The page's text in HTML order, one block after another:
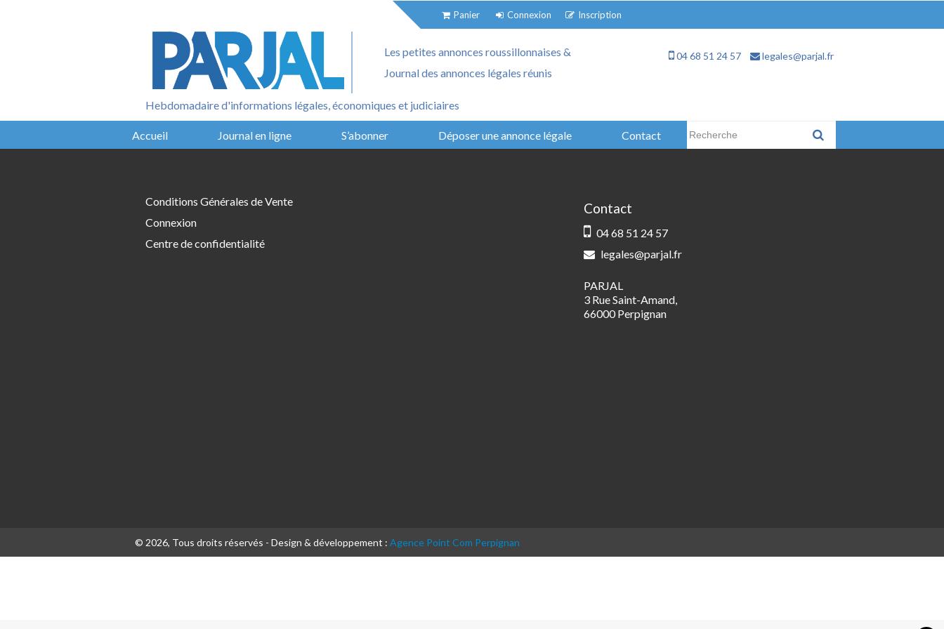
Panier Connexion Inscription
Les petites annonces roussillonnaises &
Journal des annonces légales réunis
04 68 51 24 57 legales@parjal.fr
Hebdomadaire d'informations légales, économiques et judiciaires
Accueil Journal en ligne S’abonner Déposer une annonce légale Contact
Conditions Générales de Vente
Connexion
Centre de confidentialité
Contact
04 68 51 24 57
legales@parjal.fr
PARJAL
3 Rue Saint-Amand,
66000 Perpignan
© 2026, Tous droits réservés - Design & développement : Agence Point Com Perpignan